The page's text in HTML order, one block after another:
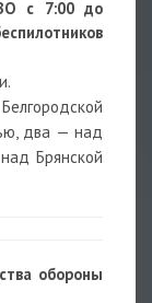
с 7:00 до
два — над
Брянской
обороны